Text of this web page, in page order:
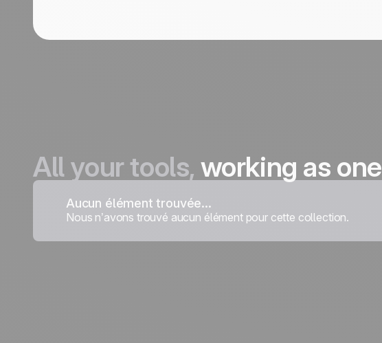
All your tools, working as one
Aucun élément trouvée...
Nous n’avons trouvé aucun élément pour cette collection.